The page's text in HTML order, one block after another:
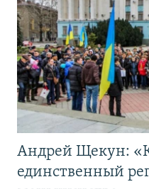
Андрей Щекун:
единственный